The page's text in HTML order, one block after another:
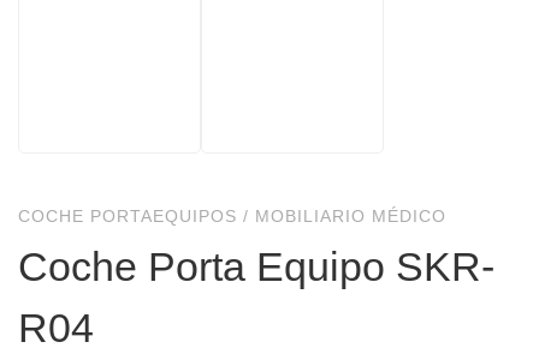
COCHE PORTAEQUIPOS / MOBILIARIO MÉDICO
Coche Porta Equipo SKR-
R04